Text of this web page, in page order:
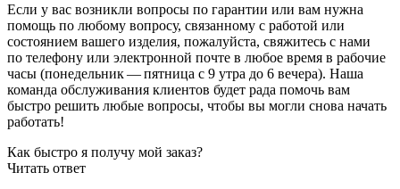
Если у вас возникли вопросы по гарантии или вам нужна
помощь по любому вопросу, связанному с работой или
состоянием вашего изделия, пожалуйста, свяжитесь с нами
по телефону или электронной почте в любое время в рабочие
часы (понедельник — пятница с 9 утра до 6 вечера). Наша
команда обслуживания клиентов будет рада помочь вам
быстро решить любые вопросы, чтобы вы могли снова начать
работать!
Как быстро я получу мой заказ?
Читать ответ